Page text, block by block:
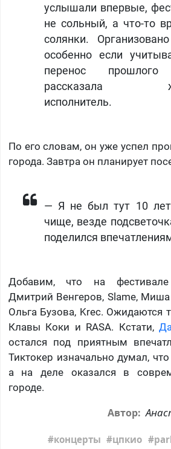
услышали впервые,
не сольный, а что-то
солянки.
особенно если
перенос
рассказала
исполнитель.
По его словам, он уже успел
города. Завтра он планирует
— Я не был тут 10
чище, везде
поделился
Добавим, что на
Дмитрий Венгеров, Slame,
Ольга Бузова, Krec. Ожидаются
Клавы Коки и RASA. Кстати,
остался под приятным
Тиктокер изначально думал,
а на деле оказался в
городе.
Автор:
концерты цпкио